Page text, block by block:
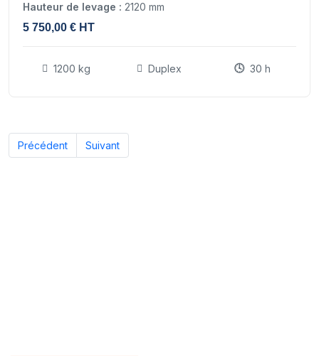
Hauteur de levage : 2120 mm
5 750,00 € HT
1200 kg Duplex 30 h
Précédent Suivant